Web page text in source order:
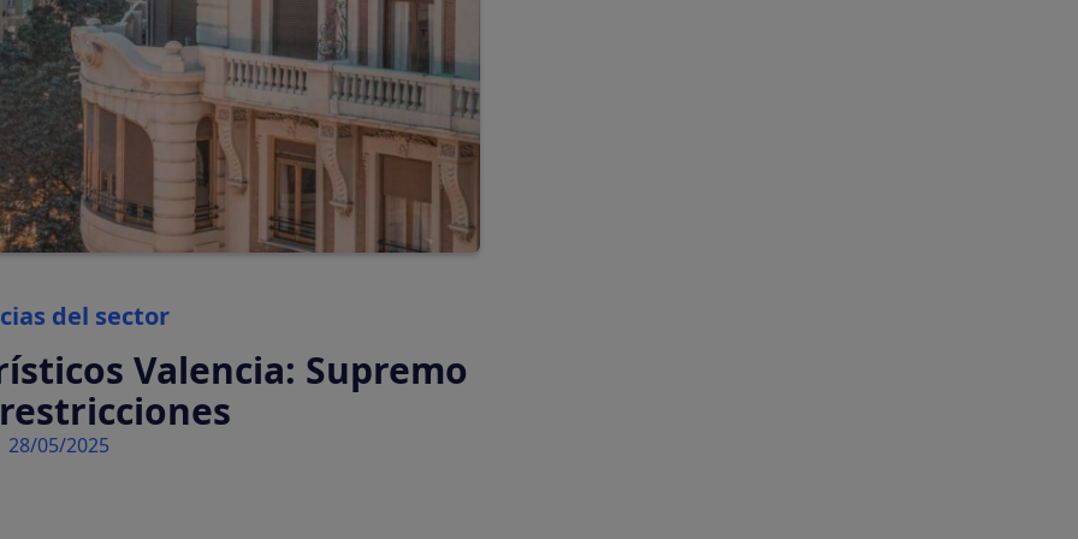
automáticamente
Tasas turísticas
Calcula y cobra tasas
turísticas
automáticamente
Categories
del sector
Valencia: Supremo
28/05/2025